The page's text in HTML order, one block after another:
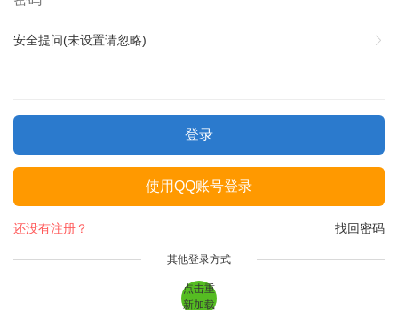
安全提问(未设置请忽略)
登录
使用QQ账号登录
找回密码
还没有注册？
其他登录方式
点击重
新加载